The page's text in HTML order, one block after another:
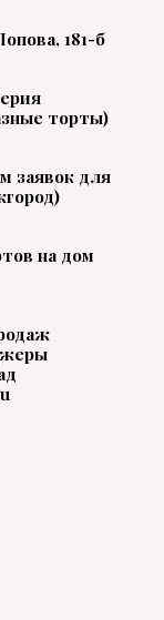
181-б
торты)
заявок для
на дом